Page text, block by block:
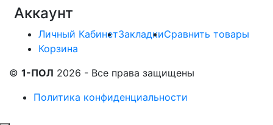
Аккаунт
Личный КабинетЗакладкиСравнить товары
Корзина
© 1-ПОЛ 2026 - Все права защищены
Политика конфиденциальности